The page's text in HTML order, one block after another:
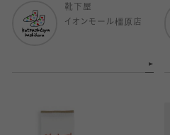
靴下屋
イオンモール橿原店